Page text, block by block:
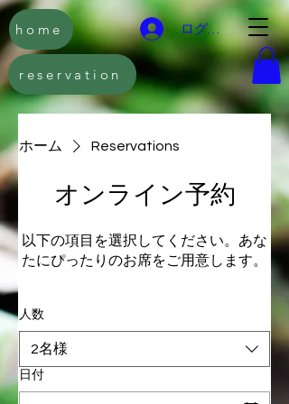
ログイン
reservation
home
ホーム Reservations
オンライン予約
以下の項目を選択してください。あな
たにぴったりのお席をご用意します。
人数
2名様
日付